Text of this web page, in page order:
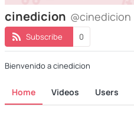
cinedicion @cinedicion
Subscribe 0
Bienvenido a cinedicion
Home Videos Users